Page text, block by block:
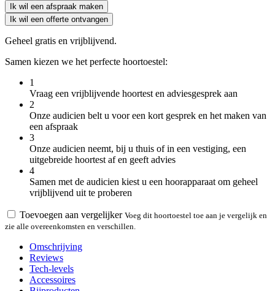
Ik wil een afspraak maken
Ik wil een offerte ontvangen
Geheel gratis en vrijblijvend.
Samen kiezen we het perfecte hoortoestel:
1
Vraag een vrijblijvende hoortest en adviesgesprek aan
2
Onze audicien belt u voor een kort gesprek en het maken van
een afspraak
3
Onze audicien neemt, bij u thuis of in een vestiging, een
uitgebreide hoortest af en geeft advies
4
Samen met de audicien kiest u een hoorapparaat om geheel
vrijblijvend uit te proberen
Toevoegen aan vergelijker Voeg dit hoortoestel toe aan je vergelijk en
zie alle overeenkomsten en verschillen.
Omschrijving
Reviews
Tech-levels
Accessoires